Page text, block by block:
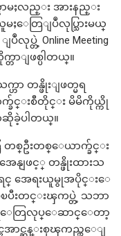
မႈလည္း အားနည္း
တြျပဳလုပ္သြားမယ္
ပ္တဲ့ Online Meeting
တာျဖစ္ပါတယ္။
ာ တန္ဖိုးျဖတ္မရ
င္းစီတိုင္း မိမိကိုယ္ကို
ဆိုခဲ့ပါတယ္။
တစ္ဦးတစ္ေယာက္ခ်င္း
ေနျဖင့္ တန္ဖိုးထားသ
င္ အေရးယူမွုအပိုင္းေ
ၿပီးတင္းၾကပ္တဲ့ သဘာ
မွုေတြလုပ္ေဆာင္ေတာ့
အာင္ဆန္းစုၾကည္က​ေျ